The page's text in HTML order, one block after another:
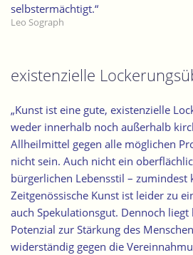
selbstermächtigt.“
Leo Sograph
existenzielle
„Kunst ist eine gute, existenzielle
weder innerhalb noch außerhalb
Allheilmittel gegen alle möglichen
nicht sein. Auch nicht ein
bürgerlichen Lebensstil – zumindest
Zeitgenössische Kunst ist leider zu
auch Spekulationsgut. Dennoch
Potenzial zur Stärkung des
widerständig gegen die